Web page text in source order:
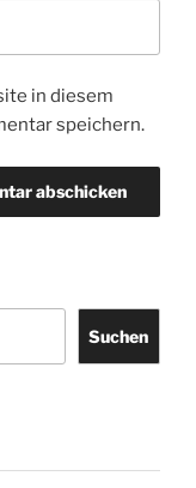
in diesem
speichern.
Suchen